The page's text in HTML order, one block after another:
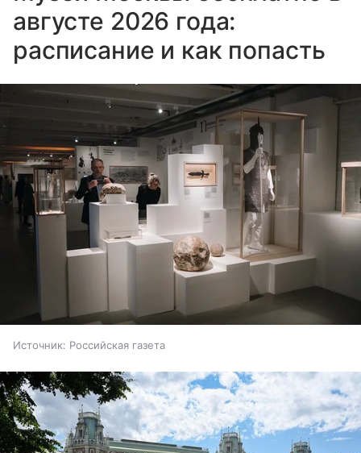
августе 2026 года:
расписание и как попасть
Источник: Российская газета